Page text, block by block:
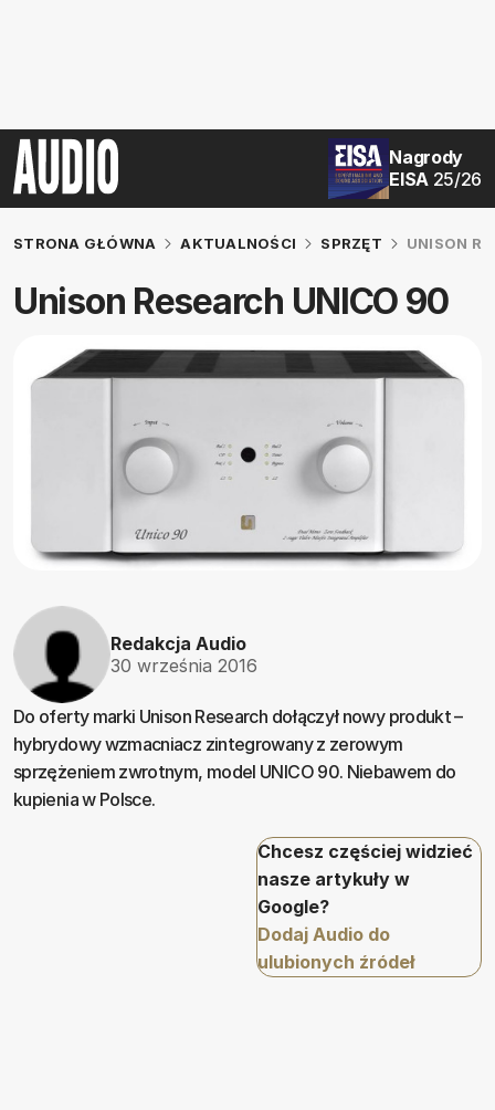
Nagrody
EISA 25/26
STRONA GŁÓWNA AKTUALNOŚCI SPRZĘT UNISON
Unison Research UNICO 90
Redakcja Audio
30 września 2016
Do oferty marki Unison Research dołączył nowy produkt –
hybrydowy wzmacniacz zintegrowany z zerowym
sprzężeniem zwrotnym, model UNICO 90. Niebawem do
kupienia w Polsce.
Chcesz częściej widzieć
nasze artykuły w
Google?
Dodaj Audio do
ulubionych źródeł